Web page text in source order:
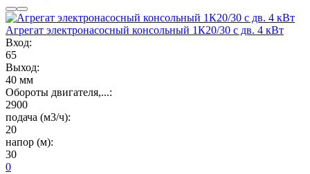
Агрегат электронасосный консольный 1К20/30 с дв. 4 кВт
Вход:
65
Выход:
40 мм
Обороты двигателя,...:
2900
подача (м3/ч):
20
напор (м):
30
0